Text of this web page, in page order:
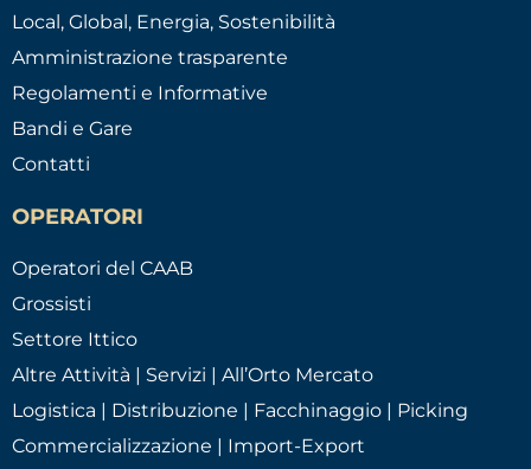
Local, Global, Energia, Sostenibilità
Amministrazione trasparente
Regolamenti e Informative
Bandi e Gare
Contatti
OPERATORI
Operatori del CAAB
Grossisti
Settore Ittico
Altre Attività | Servizi | All’Orto Mercato
Logistica | Distribuzione | Facchinaggio | Picking
Commercializzazione | Import-Export